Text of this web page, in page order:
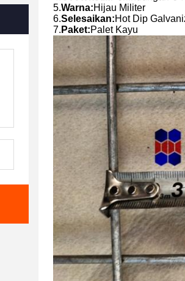
5.Warna:Hijau Militer
6.Selesaikan:Hot Dip
7. Paket:Palet Kayu